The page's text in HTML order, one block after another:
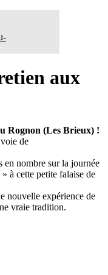
aux
Rognon (Les Brieux) !
de
en nombre sur la journée
à cette petite falaise de
nouvelle expérience de
vraie tradition.